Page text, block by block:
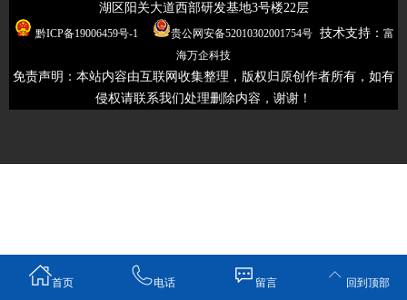
湖区阳关大道西部研发基地3号楼22层
黔ICP备19006459号-1 贵公网安备52010302001754号技术支持： 富
海万企科技
免责声明：本站内容由互联网收集整理，版权归原创 作者所有，如有
侵权请联系我们处理删除内容，谢谢！
首页 电话 留言 回到顶部